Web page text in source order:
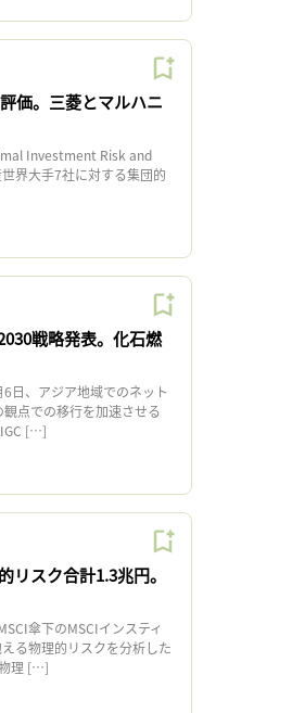
価。三菱とマルハニ
Investment Risk and
界大手7社に対する集団的
戦略発表。化石燃
日、アジア地域でのネット
点での移行を加速させる
[…]
リスク合計1.3兆円。
傘下のMSCIインスティ
る物理的リスクを分析した
理 […]